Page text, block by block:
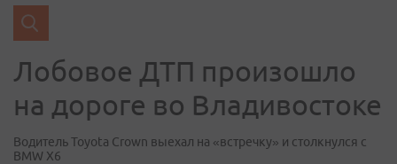
Лобовое ДТП произошло
на дороге во Владивостоке
Водитель Toyota Crown выехал на «встречку» и столкнулся с
BMW X6